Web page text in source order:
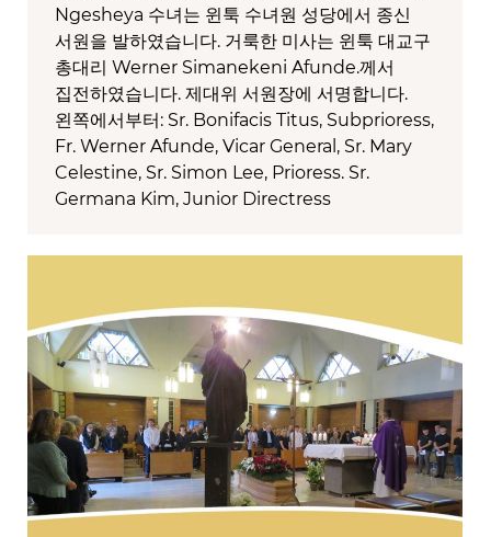
Ngesheya 수녀는 윈툭 수녀원 성당에서 종신
서원을 발하였습니다. 거룩한 미사는 윈툭 대교구
총대리 Werner Simanekeni Afunde.께서
집전하였습니다. 제대위 서원장에 서명합니다.
왼쪽에서부터: Sr. Bonifacis Titus, Subprioress,
Fr. Werner Afunde, Vicar General, Sr. Mary
Celestine, Sr. Simon Lee, Prioress. Sr.
Germana Kim, Junior Directress